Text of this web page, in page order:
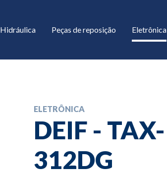
Hidráulica Peças de reposição Eletrônica
ELETRÔNICA
DEIF - TAX-
312DG